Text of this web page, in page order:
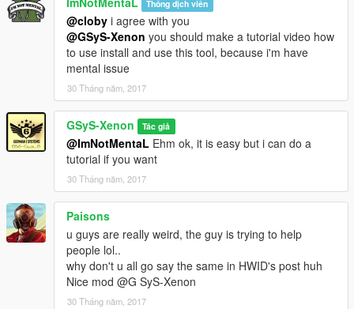
Thông dịch viên
@cloby i agree with you
@GSyS-Xenon you should make a tutorial video how
to use install and use this tool, because i'm have
mental issue
30 Tháng năm, 2017
GSyS-Xenon Tác giả
@ImNotMentaL Ehm ok, it is easy but i can do a
tutorial if you want
30 Tháng năm, 2017
Paisons
u guys are really weird, the guy is trying to help
people lol..
why don't u all go say the same in HWID's post huh
Nice mod @G SyS-Xenon
30 Tháng năm, 2017